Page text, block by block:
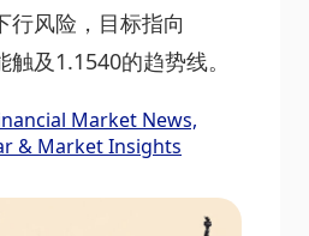
行风险，目标指向
及1.1540的趋势线。
Market News,
& Market Insights